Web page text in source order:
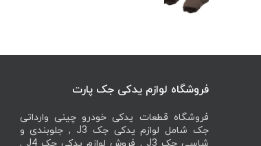
فروشگاه لوازم یدکی جک پارت
فروشگاه قطعات یدکی خودرو چینی وارداتی
جک شامل لوازم یدکی جک J3 , جلوبندی و
شاسی جک J3 , فروش لوازم یدکی جک J4 ,